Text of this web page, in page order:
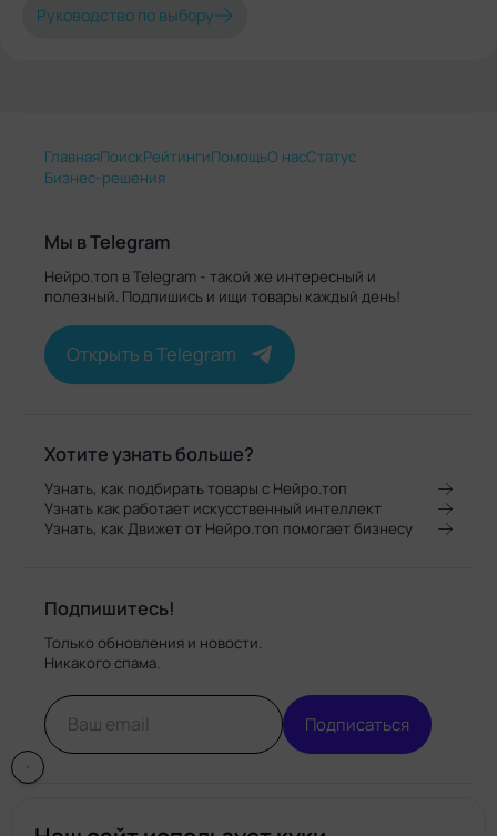
Руководство по выбору
ГлавнаяПоискРейтингиПомощьО насСтатус
Бизнес-решения
Мы в Telegram
Нейро.топ в Telegram - такой же интересный и
полезный. Подпишись и ищи товары каждый день!
Открыть в Telegram
Хотите узнать больше?
Узнать, как подбирать товары с Нейро.топ
Узнать как работает искусственный интеллект
Узнать, как Движет от Нейро.топ помогает бизнесу
Подпишитесь!
Только обновления и новости.
Никакого спама.
Подписаться